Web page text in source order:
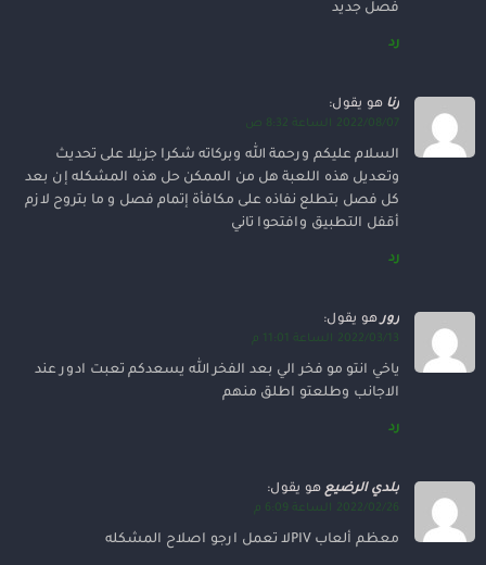
فصل جديد
رد
رنا هو يقول:
2022/08/07 الساعة 8:32 ص
السلام عليكم ورحمة الله وبركاته شكرا جزيلا على تحديث
وتعديل هذه اللعبة هل من الممكن حل هذه المشكله إن بعد
كل فصل بتطلع نفاذه على مكافأة إتمام فصل و ما بتروح لازم
أقفل التطبيق وافتحوا تاني
رد
رور هو يقول:
2022/03/13 الساعة 11:01 م
ياخي انتو مو فخر الي بعد الفخر الله يسعدكم تعبت ادور عند
الاجانب وطلعتو اطلق منهم
رد
بلدي الرضيع هو يقول:
2022/02/26 الساعة 6:09 م
معظم ألعاب PIVلا تعمل ارجو اصلاح المشكله